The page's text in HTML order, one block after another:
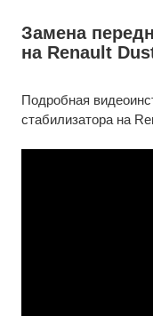
Замена
на Renault
Подробная
стабилизатора на